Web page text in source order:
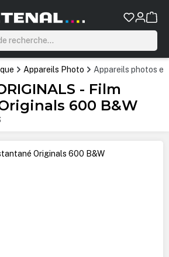
Appareils Photo Appareils photos
- Film
600 B&W